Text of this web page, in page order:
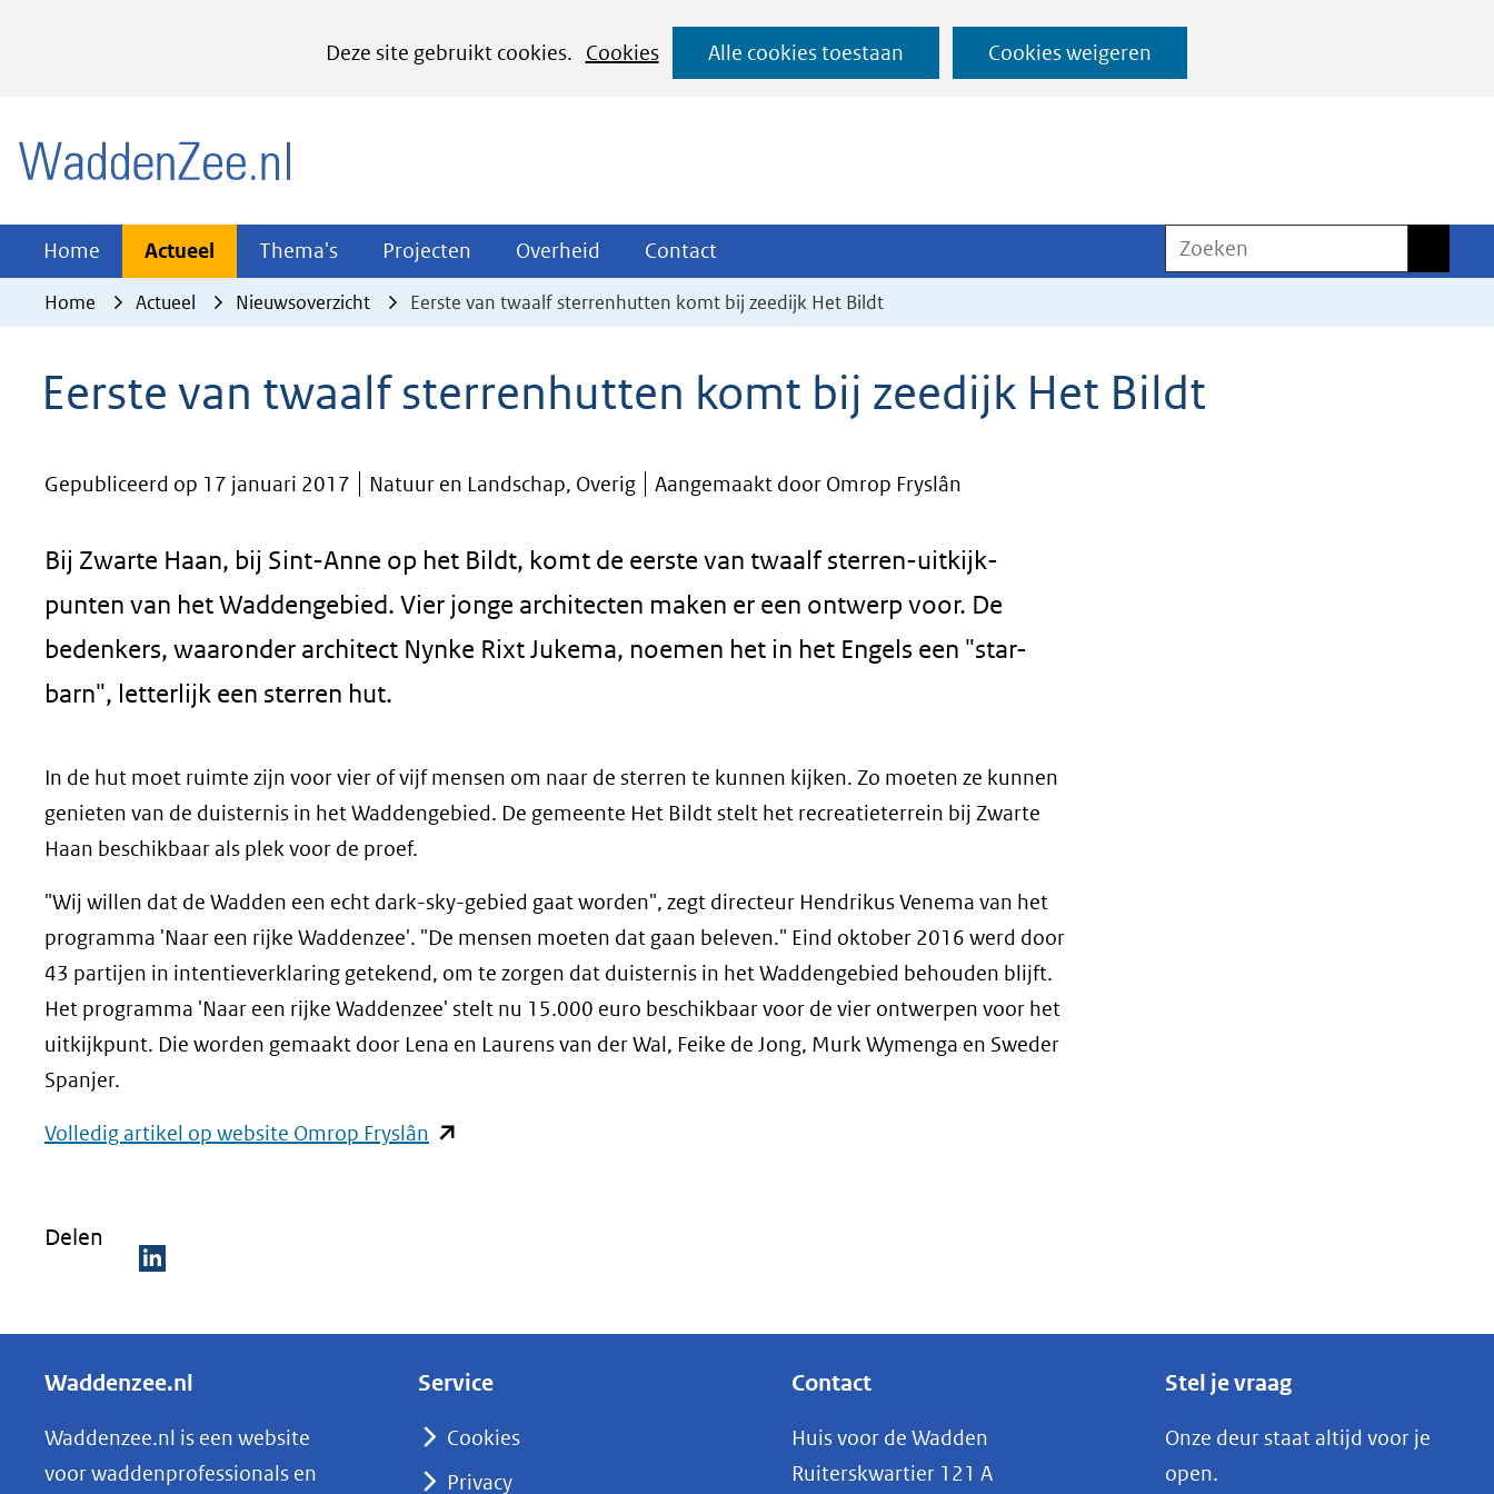
Deze site gebruikt cookies.
Cookies
het
cookies
website
worden
Alle cookies toestaan Cookies weigeren
Ga
naar
Home Actueel Actueel
Uitklappen
Thema's Thema's
Uitklappen
Projecten Projecten
Uitklappen
Overheid Overheid
Uitklappen
Contact
Uitklappen
Zoeken
Home Actueel Nieuwsoverzicht Eerste van twaalf sterrenhutten komt bij zeedijk Het Bildt
Eerste van twaalf sterrenhutten komt bij zeedijk Het Bildt
Gepubliceerd op 17 januari 2017 Natuur en Landschap, Overig Aangemaakt door Omrop Fryslân
Bij Zwarte Haan, bij Sint-Anne op het Bildt, komt de eerste van twaalf sterren-uitkijk-
punten van het Waddengebied. Vier jonge architecten maken er een ontwerp voor. De
bedenkers, waaronder architect Nynke Rixt Jukema, noemen het in het Engels een "star-
barn", letterlijk een sterren hut.
In de hut moet ruimte zijn voor vier of vijf mensen om naar de sterren te kunnen kijken. Zo moeten ze kunnen
genieten van de duisternis in het Waddengebied. De gemeente Het Bildt stelt het recreatieterrein bij Zwarte
Haan beschikbaar als plek voor de proef.
"Wij willen dat de Wadden een echt dark-sky-gebied gaat worden", zegt directeur Hendrikus Venema van het
programma 'Naar een rijke Waddenzee'. "De mensen moeten dat gaan beleven." Eind oktober 2016 werd door
43 partijen in intentieverklaring getekend, om te zorgen dat duisternis in het Waddengebied behouden blijft.
Het programma 'Naar een rijke Waddenzee' stelt nu 15.000 euro beschikbaar voor de vier ontwerpen voor het
uitkijkpunt. Die worden gemaakt door Lena en Laurens van der Wal, Feike de Jong, Murk Wymenga en Sweder
Spanjer.
Volledig artikel op website Omrop Fryslân (opent
andere
Delen
e
e
n
o
Waddenzee.nl
Waddenzee.nl is een website
voor waddenprofessionals en
Service
Cookies
Privacy
Contact
Huis voor de Wadden
Ruiterskwartier 121 A
Stel je vraag
Onze deur staat altijd voor je
open.